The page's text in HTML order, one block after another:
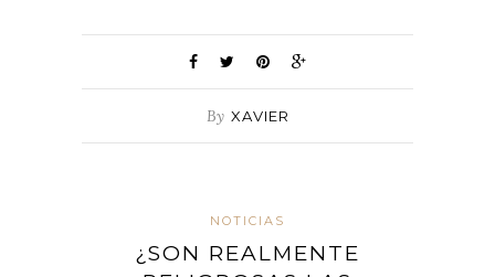
By XAVIER
NOTICIAS
¿SON REALMENTE